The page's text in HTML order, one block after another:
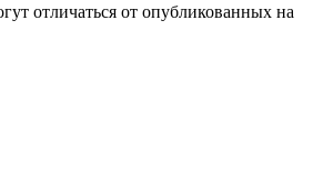
отличаться от опубликованных на